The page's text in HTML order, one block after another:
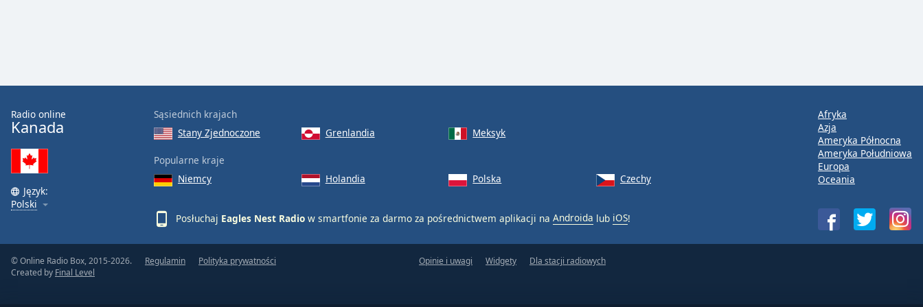
window.
Beginning
Escape
will
cancel
Radio online
Kanada
Język:
Polski
Sąsiednich krajach
Stany Zjednoczone
Grenlandia Meksyk
Popularne kraje
Niemcy
Holandia Polska Czechy
Posłuchaj Eagles Nest Radio w smartfonie za darmo za pośrednictwem aplikacji na Androida lub iOS!
Afryka
Azja
Ameryka Północna
Ameryka Południowa
Europa
Oceania
© Online Radio Box, 2015-2026.
Created by Final Level
Regulamin Polityka prywatności Opinie i uwagi Widgety Dla stacji radiowych